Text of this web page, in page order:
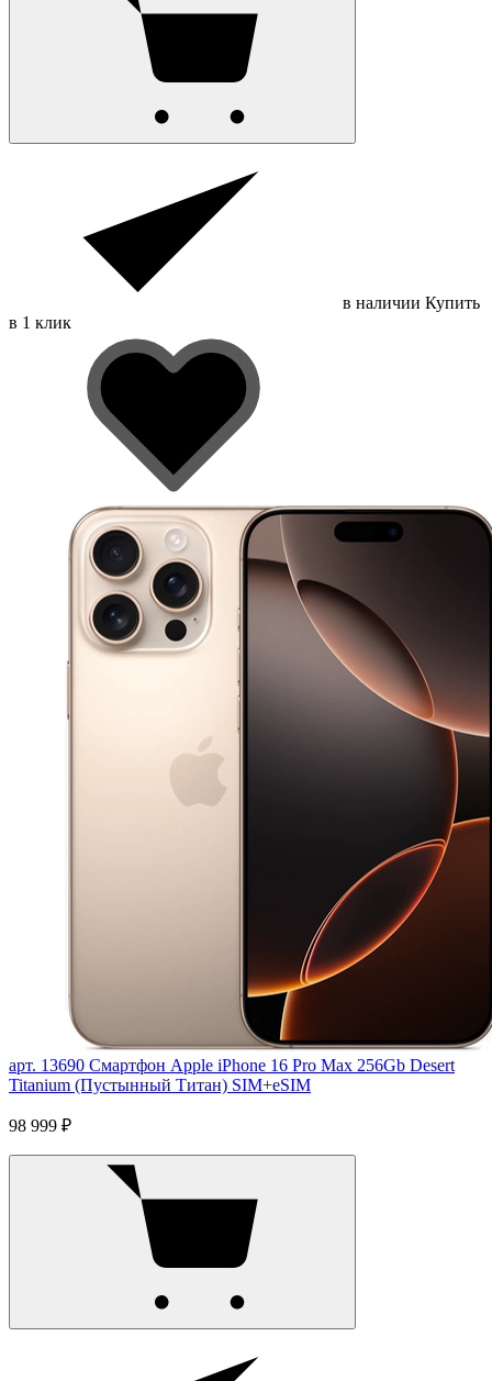
в наличии Купить
в 1 клик
арт. 13690 Смартфон Apple iPhone 16 Pro Max 256Gb Desert
Titanium (Пустынный Титан) SIM+eSIM
98 999 ₽